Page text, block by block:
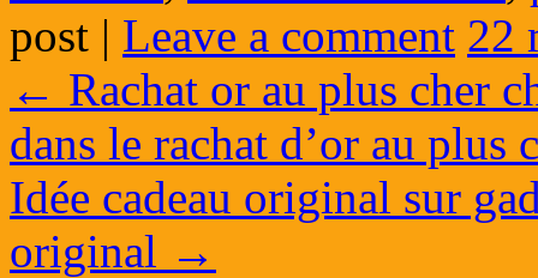
post | Leave a comment 22
← Rachat or au plus cher
dans le rachat d’or au plus
Idée cadeau original sur
original →